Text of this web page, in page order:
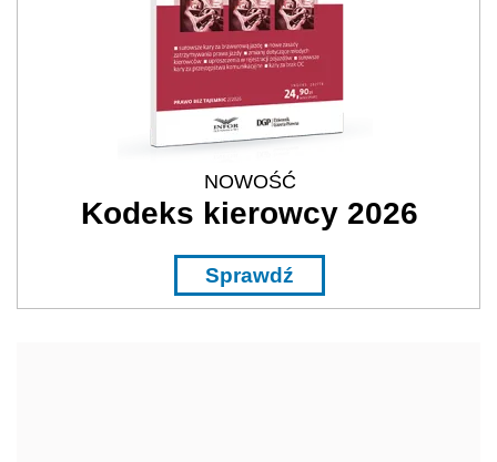
NOWOŚĆ
Kodeks kierowcy 2026
Sprawdź